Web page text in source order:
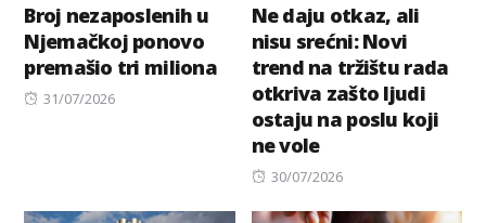
Broj nezaposlenih u
Njemačkoj ponovo
premašio tri miliona
Posted
31/07/2026
Ne daju otkaz, ali
nisu srećni: Novi
trend na tržištu rada
otkriva zašto ljudi
ostaju na poslu koji
ne vole
Posted
30/07/2026